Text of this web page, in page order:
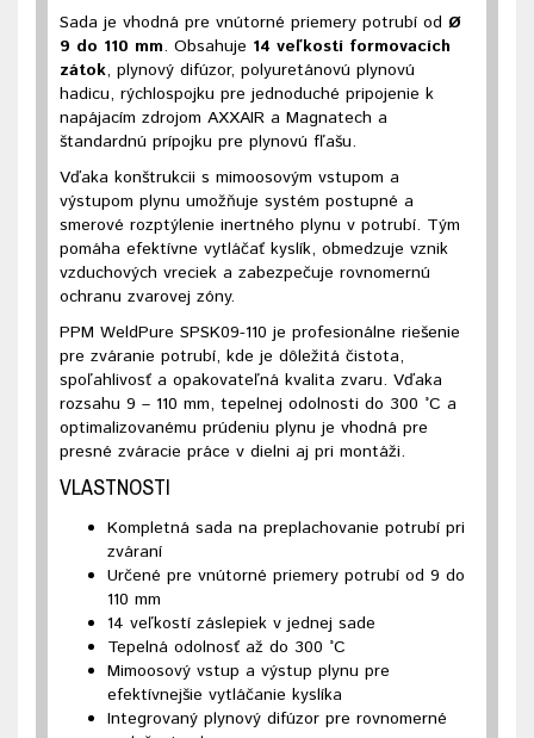
Sada je vhodná pre vnútorné priemery potrubí od Ø
9 do 110 mm. Obsahuje 14 veľkostí formovacích
zátok, plynový difúzor, polyuretánovú plynovú
hadicu, rýchlospojku pre jednoduché pripojenie k
napájacím zdrojom AXXAIR a Magnatech a
štandardnú prípojku pre plynovú fľašu.
Vďaka konštrukcii s mimoosovým vstupom a
výstupom plynu umožňuje systém postupné a
smerové rozptýlenie inertného plynu v potrubí. Tým
pomáha efektívne vytláčať kyslík, obmedzuje vznik
vzduchových vreciek a zabezpečuje rovnomernú
ochranu zvarovej zóny.
PPM WeldPure SPSK09-110 je profesionálne riešenie
pre zváranie potrubí, kde je dôležitá čistota,
spoľahlivosť a opakovateľná kvalita zvaru. Vďaka
rozsahu 9 – 110 mm, tepelnej odolnosti do 300 °C a
optimalizovanému prúdeniu plynu je vhodná pre
presné zváracie práce v dielni aj pri montáži.
VLASTNOSTI
Kompletná sada na preplachovanie potrubí pri
zváraní
Určené pre vnútorné priemery potrubí od 9 do
110 mm
14 veľkostí záslepiek v jednej sade
Tepelná odolnosť až do 300 °C
Mimoosový vstup a výstup plynu pre
efektívnejšie vytláčanie kyslíka
Integrovaný plynový difúzor pre rovnomerné